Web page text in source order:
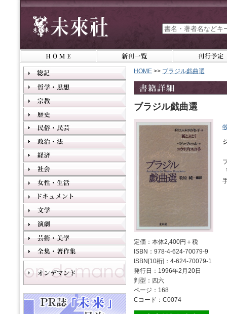
HOME >> ブラジル戯曲選
ブラジル戯曲選
定価：本体2,400円＋税
ISBN：978-4-624-70079-9
ISBN[10桁]：4-624-70079-1
発行日：1996年2月20日
判型：四六
ページ：168
Cコード：C0074